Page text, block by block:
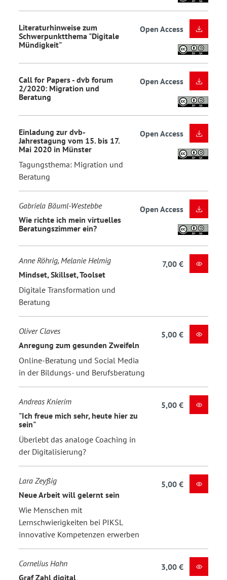
Literaturhinweise zum
Schwerpunktthema "Digitale
Mündigkeit"
Open Access
Call for Papers - dvb forum
2/2020: Migration und
Beratung
Open Access
Einladung zur dvb-
Jahrestagung vom 15. bis 17.
Mai 2020 in Münster
Tagungsthema: Migration und
Beratung
Open Access
Gabriela Bäuml-Westebbe
Wie richte ich mein virtuelles
Beratungszimmer ein?
Open Access
Anne Röhrig, Melanie Helmig
Mindset, Skillset, Toolset
Digitale Transformation und
Beratung
7,00 €
Oliver Claves
Anregung zum gesunden Zweifeln
Online-Beratung und Social Media
in der Bildungs- und Berufsberatung
5,00 €
Andreas Knierim
"Ich freue mich sehr, heute hier zu
sein"
Überlebt das analoge Coaching in
der Digitalisierung?
5,00 €
Lara Zeyßig
Neue Arbeit will gelernt sein
Wie Menschen mit
Lernschwierigkeiten bei PIKSL
innovative Kompetenzen erwerben
5,00 €
Cornelius Hahn
Graf Zahl digital
3,00 €